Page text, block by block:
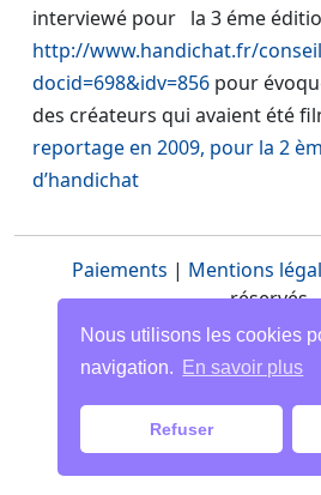
interviewé pour la 3 éme
http://www.handichat.fr/
docid=698&idv=856 pour
des créateurs qui avaient été
reportage en 2009, pour la 2
d’handichat
Paiements | Mentions
réservés
Nous utilisons les cookies
navigation.
En savoir plus
Refuser